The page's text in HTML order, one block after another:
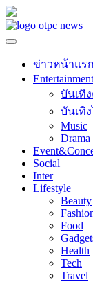
Skip
to
ข่าวหน้าแรก
Entertainment
บันเทิ
บันเทิ
Music
Drama
Social
Inter
Lifestyle
Beauty
Food
Health
Tech
Travel